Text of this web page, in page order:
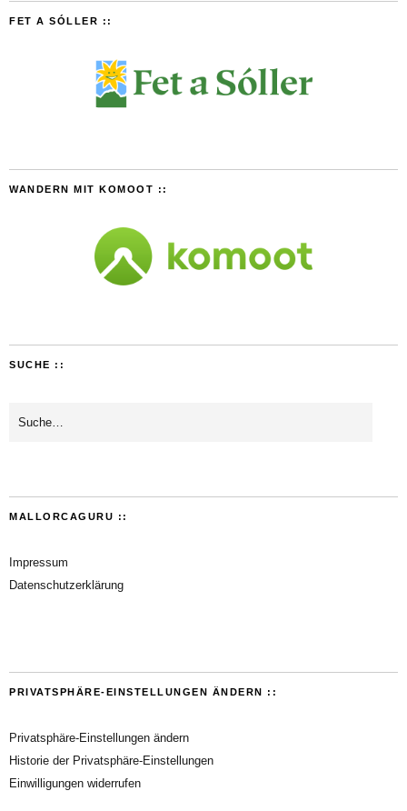
FET A SÓLLER ::
WANDERN MIT KOMOOT ::
SUCHE ::
MALLORCAGURU ::
Impressum
Datenschutzerklärung
PRIVATSPHÄRE-EINSTELLUNGEN ÄNDERN ::
Privatsphäre-Einstellungen ändern
Historie der Privatsphäre-Einstellungen
Einwilligungen widerrufen